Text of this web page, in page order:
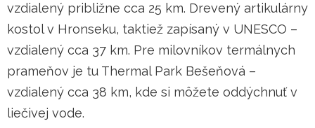
vzdialený približne cca 25 km. Drevený artikulárny
kostol v Hronseku, taktiež zapísaný v UNESCO –
vzdialený cca 37 km. Pre milovníkov termálnych
prameňov je tu Thermal Park Bešeňová –
vzdialený cca 38 km, kde si môžete oddýchnuť v
liečivej vode.